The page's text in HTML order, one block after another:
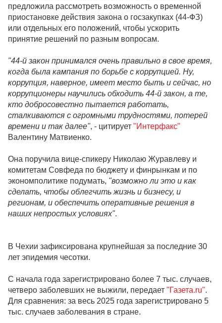
предложила рассмотреть возможность о временной
приостановке действия закона о госзакупках (44-ФЗ)
или отдельных его положений, чтобы ускорить
принятие решений по разным вопросам.
"44-й закон принимался очень правильно в свое время,
когда была кампания по борьбе с коррупцией. Ну,
коррупция, наверное, имеет место быть и сейчас, но
коррупционеры научились обходить 44-й закон, а те,
кто добросовестно пытается работать,
сталкиваются с огромными трудностями, потерей
времени и так далее", - цитирует "Интерфакс"
Валентину Матвиенко.
Она поручила вице-спикеру Николаю Журавлеву и
комитетам Совфеда по бюджету и финрынкам и по
экономполитике подумать, "возможно ли это и как
сделать, чтобы облегчить жизнь и бизнесу, и
регионам, и обеспечить оперативные решения в
наших непростых условиях".
В Чехии зафиксирована крупнейшая за последние 30
лет эпидемия чесотки.
С начала года зарегистрировано более 7 тыс. случаев,
четверо заболевших не выжили, передает "Газета.ru".
Для сравнения: за весь 2025 года зарегистрировано 5
тыс. случаев заболевания в стране.